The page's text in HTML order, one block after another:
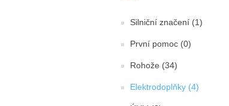
Silniční značení (1)
První pomoc (0)
Rohože (34)
Elektrodoplňky (4)